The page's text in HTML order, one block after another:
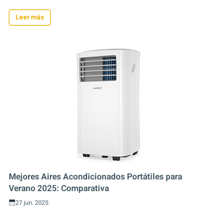
Leer más
Mejores Aires Acondicionados Portátiles para
Verano 2025: Comparativa
27 jun. 2025